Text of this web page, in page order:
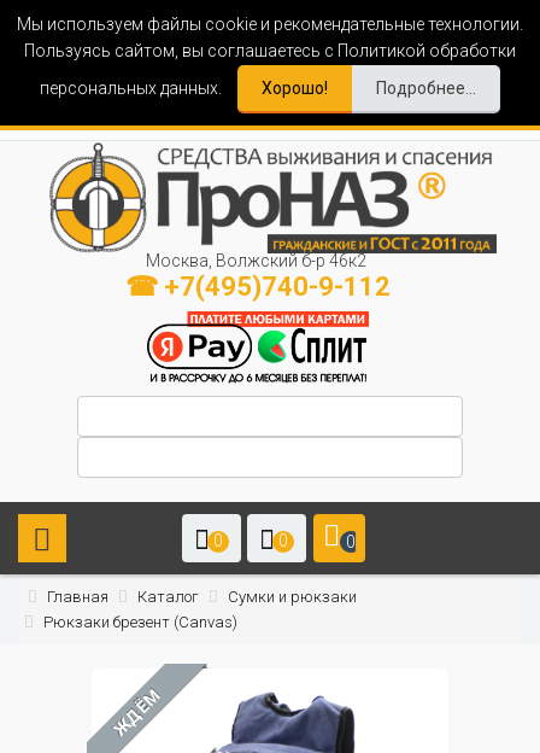
Мы используем файлы cookie и рекомендательные технологии.
Пользуясь сайтом, вы соглашаетесь с Политикой обработки
персональных данных.
Хорошо! Подробнее...
Москва, Волжский б-р 46к2
☎ +7(495)740-9-112
0 0 0
Главная Каталог
Сумки и рюкзаки
Рюкзаки брезент (Canvas)
ЖДЁМ